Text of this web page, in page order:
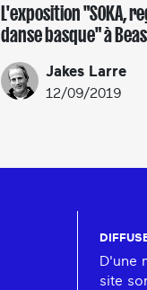
L'exposition "SOKA,
danse basque" à
Jakes Larre
12/09/2019
D'une
site